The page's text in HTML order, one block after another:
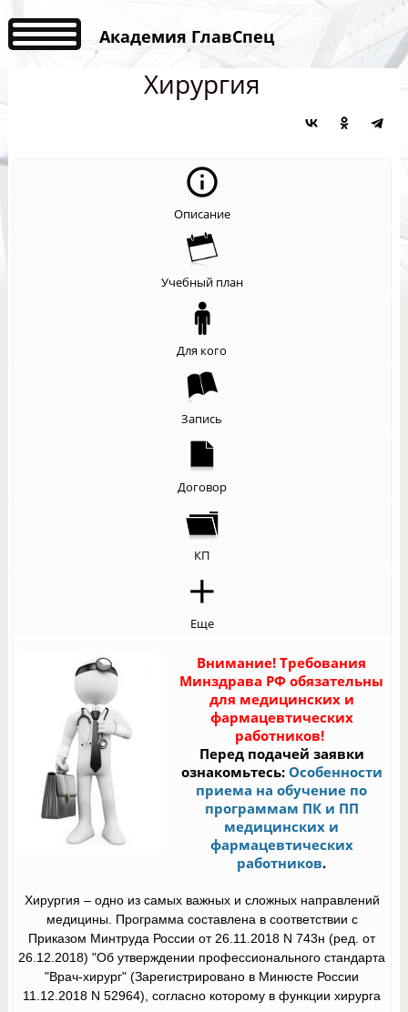
Академия ГлавСпец
Хирургия
Описание
Учебный план
Для кого
Запись
Договор
КП
Еще
Внимание! Требования
Минздрава РФ обязательны
для медицинских и
фармацевтических
работников!
Перед подачей заявки
ознакомьтесь: Особенности
приема на обучение по
программам ПК и ПП
медицинских и
фармацевтических
работников.
Хирургия – одно из самых важных и сложных направлений
медицины. Программа составлена в соответствии с
Приказом Минтруда России от 26.11.2018 N 743н (ред. от
26.12.2018) "Об утверждении профессионального стандарта
"Врач-хирург" (Зарегистрировано в Минюсте России
11.12.2018 N 52964), согласно которому в функции хирурга